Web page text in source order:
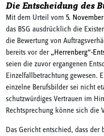
Die Entscheidung des
Mit dem Urteil vom 5.
das BSG ausdrücklich die
die Bewertung von
bereits vor der „Herrenberg“-
seien die zuvor ergangenen
Einzelfallbetrachtung gewesen.
einzelne Berufsbilder sei nicht
schutzwürdiges Vertrauen im
Rechtsprechung könne sich die
Das Gericht entschied, dass der